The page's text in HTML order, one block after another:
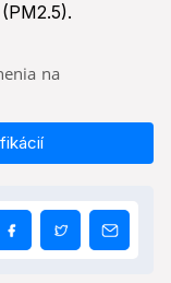
na